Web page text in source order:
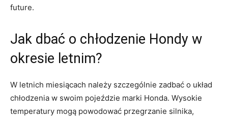
⁤future.
Jak ⁤dbać ‌o chłodzenie Hondy ⁤w
okresie letnim?
W letnich miesiącach ⁢należy szczególnie zadbać o układ
chłodzenia​ w⁣ swoim⁢ pojeździe marki ‍Honda. ​Wysokie
temperatury mogą⁤ powodować ‍przegrzanie silnika,